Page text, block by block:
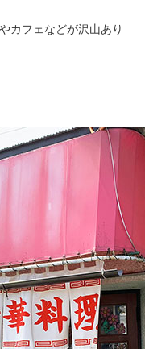
カフェなどが沢山あり